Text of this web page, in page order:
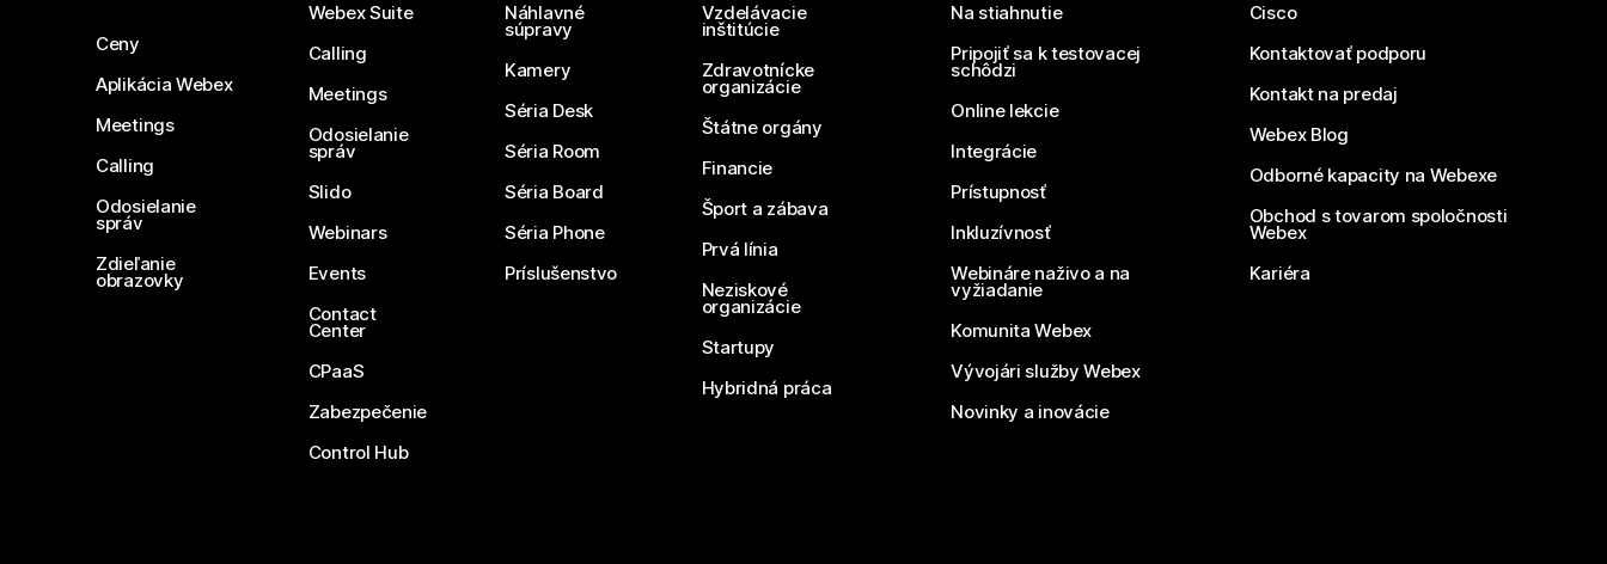
Ceny
Aplikácia Webex
Meetings
Calling
Odosielanie
správ
Zdieľanie
obrazovky
Webex Suite
Calling
Meetings
Odosielanie
správ
Slido
Webinars
Events
Contact
Center
CPaaS
Zabezpečenie
Control Hub
Náhlavné
súpravy
Kamery
Séria Desk
Séria Room
Séria Board
Séria Phone
Príslušenstvo
Vzdelávacie
inštitúcie
Zdravotnícke
organizácie
Štátne orgány
Financie
Šport a zábava
Prvá línia
Neziskové
organizácie
Startupy
Hybridná práca
Na stiahnutie
Pripojiť sa k testovacej
schôdzi
Online lekcie
Integrácie
Prístupnosť
Inkluzívnosť
Webináre naživo a na
vyžiadanie
Komunita Webex
Vývojári služby Webex
Novinky a inovácie
Cisco
Kontaktovať podporu
Kontakt na predaj
Webex Blog
Odborné kapacity na Webexe
Obchod s tovarom spoločnosti
Webex
Kariéra